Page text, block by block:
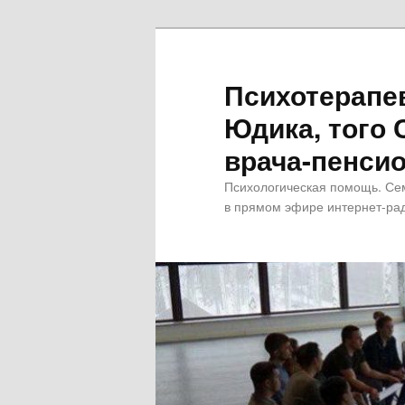
Юдика, того
врача-
Психологическая помощь.
в прямом эфире интернет-